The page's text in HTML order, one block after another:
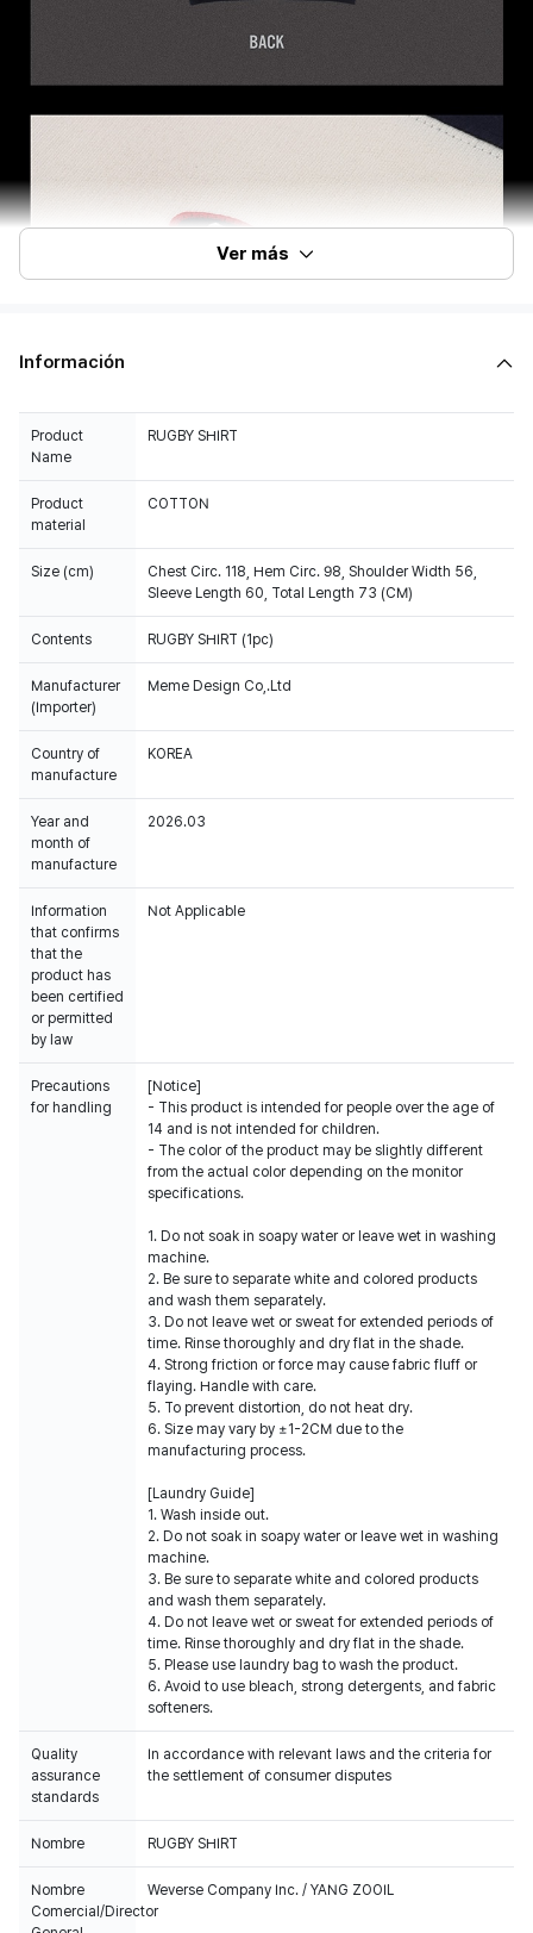
Ver más
Información
Product
Name
RUGBY SHIRT
Product
material
COTTON
Size (cm)
Chest Circ. 118, Hem Circ. 98, Shoulder Width 56,
Sleeve Length 60, Total Length 73 (CM)
Contents RUGBY SHIRT (1pc)
Manufacturer
(Importer)
Meme Design Co,.Ltd
Country of
manufacture
KOREA
Year and
month of
manufacture
2026.03
Information
that confirms
that the
product has
been certified
or permitted
by law
Not Applicable
Precautions
for handling
[Notice]
- This product is intended for people over the age of
14 and is not intended for children.
- The color of the product may be slightly different
from the actual color depending on the monitor
specifications.
1. Do not soak in soapy water or leave wet in washing
machine.
2. Be sure to separate white and colored products
and wash them separately.
3. Do not leave wet or sweat for extended periods of
time. Rinse thoroughly and dry flat in the shade.
4. Strong friction or force may cause fabric fluff or
flaying. Handle with care.
5. To prevent distortion, do not heat dry.
6. Size may vary by ±1-2CM due to the
manufacturing process.
[Laundry Guide]
1. Wash inside out.
2. Do not soak in soapy water or leave wet in washing
machine.
3. Be sure to separate white and colored products
and wash them separately.
4. Do not leave wet or sweat for extended periods of
time. Rinse thoroughly and dry flat in the shade.
5. Please use laundry bag to wash the product.
6. Avoid to use bleach, strong detergents, and fabric
softeners.
Quality
assurance
standards
In accordance with relevant laws and the criteria for
the settlement of consumer disputes
Nombre RUGBY SHIRT
Nombre
Comercial/Director
Weverse Company Inc. / YANG ZOOIL